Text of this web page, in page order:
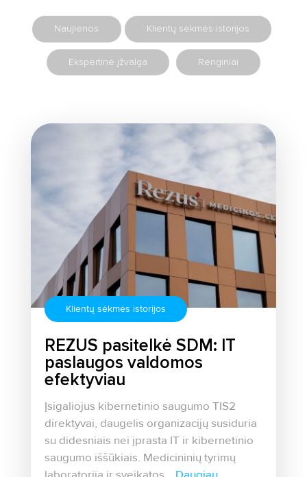
Naujienos Klientų sėkmės istorijos
Ekspertinė įžvalga Renginiai
Klientų sėkmės istorijos
REZUS pasitelkė SDM: IT
paslaugos valdomos
efektyviau
Įsigaliojus kibernetinio saugumo TIS2
direktyvai, daugelis organizacijų susiduria
su didesniais nei įprasta IT ir kibernetinio
saugumo iššūkiais. Medicininių tyrimų